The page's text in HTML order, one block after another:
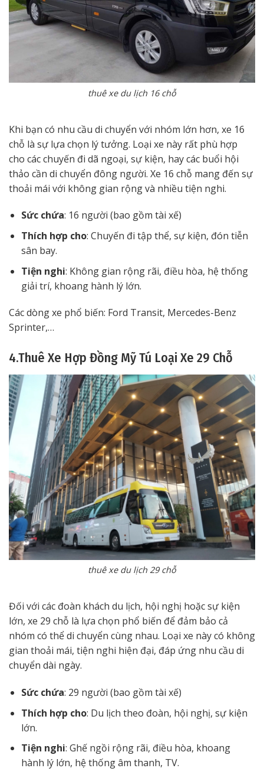
thuê xe du lịch 16 chỗ
Khi bạn có nhu cầu di chuyển với nhóm lớn hơn, xe 16
chỗ là sự lựa chọn lý tưởng. Loại xe này rất phù hợp
cho các chuyến đi dã ngoại, sự kiện, hay các buổi hội
thảo cần di chuyển đông người. Xe 16 chỗ mang đến sự
thoải mái với không gian rộng và nhiều tiện nghi.
Sức chứa: 16 người (bao gồm tài xế)
Thích hợp cho: Chuyến đi tập thể, sự kiện, đón tiễn
sân bay.
Tiện nghi: Không gian rộng rãi, điều hòa, hệ thống
giải trí, khoang hành lý lớn.
Các dòng xe phổ biến: Ford Transit, Mercedes-Benz
Sprinter,…
4.Thuê Xe Hợp Đồng Mỹ Tú Loại Xe 29 Chỗ
thuê xe du lịch 29 chỗ
Đối với các đoàn khách du lịch, hội nghị hoặc sự kiện
lớn, xe 29 chỗ là lựa chọn phổ biến để đảm bảo cả
nhóm có thể di chuyển cùng nhau. Loại xe này có không
gian thoải mái, tiện nghi hiện đại, đáp ứng nhu cầu di
chuyển dài ngày.
Sức chứa: 29 người (bao gồm tài xế)
Thích hợp cho: Du lịch theo đoàn, hội nghị, sự kiện
lớn.
Tiện nghi: Ghế ngồi rộng rãi, điều hòa, khoang
hành lý lớn, hệ thống âm thanh, TV.